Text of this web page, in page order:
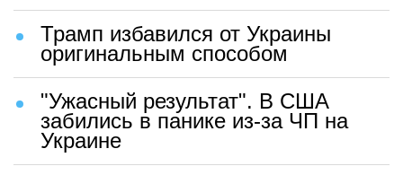
Трамп избавился от Украины
оригинальным способом
"Ужасный результат". В США
забились в панике из-за ЧП на
Украине